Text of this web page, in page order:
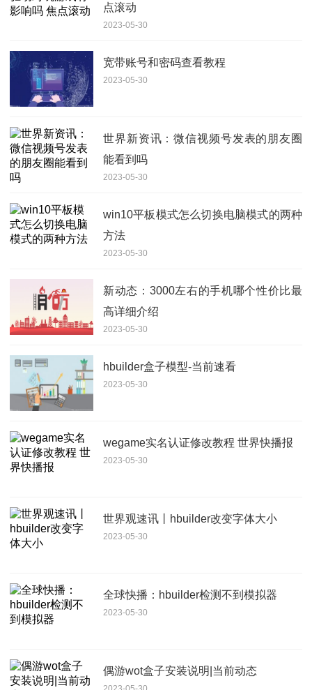
点滚动
2023-05-30
宽带账号和密码查看教程
2023-05-30
世界新资讯：微信视频号发表的朋友圈
能看到吗
2023-05-30
win10平板模式怎么切换电脑模式的两种
方法
2023-05-30
新动态：3000左右的手机哪个性价比最
高详细介绍
2023-05-30
hbuilder盒子模型-当前速看
2023-05-30
wegame实名认证修改教程 世界快播报
2023-05-30
世界观速讯丨hbuilder改变字体大小
2023-05-30
全球快播：hbuilder检测不到模拟器
2023-05-30
偶游wot盒子安装说明|当前动态